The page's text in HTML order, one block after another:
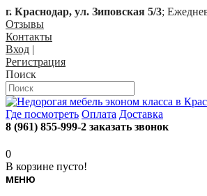
г. Краснодар, ул. Зиповская 5/3;
Отзывы
Контакты
Вход |
Регистрация
Поиск
Где посмотреть Оплата Доставка
8 (961) 855-999-2 заказать звонок
0
В корзине пусто!
МЕНЮ